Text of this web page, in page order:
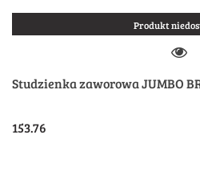
Produkt
Studzienka zaworowa JUMBO
153.76